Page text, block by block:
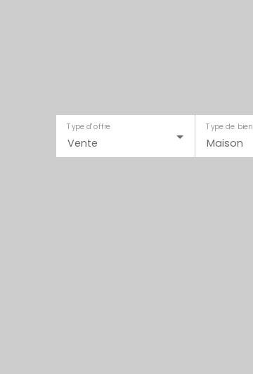
Vente
Type d'offre
Maison
Type de bien